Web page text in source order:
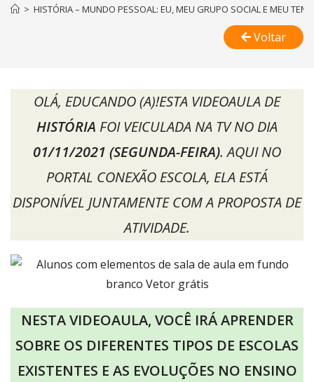
> HISTÓRIA – MUNDO PESSOAL: EU, MEU GRUPO SOCIAL E MEU
Voltar
OLÁ, EDUCANDO (A)!ESTA VIDEOAULA DE
HISTÓRIA FOI VEICULADA NA TV NO DIA
01/11/2021 (SEGUNDA-FEIRA). AQUI NO
PORTAL CONEXÃO ESCOLA, ELA ESTÁ
DISPONÍVEL JUNTAMENTE COM A PROPOSTA DE
ATIVIDADE.
NESTA VIDEOAULA, VOCÊ IRÁ APRENDER
SOBRE OS DIFERENTES TIPOS DE ESCOLAS
EXISTENTES E AS EVOLUÇÕES NO ENSINO